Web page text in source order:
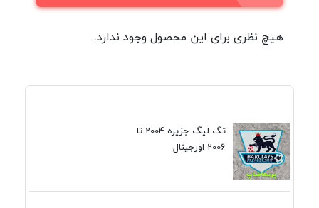
هیچ نظری برای این محصول وجود ندارد.
تگ لیگ جزیره 2004 تا
2006 اورجینال